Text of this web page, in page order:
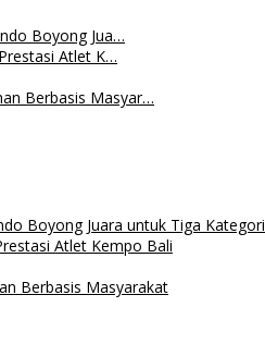
Boyong Jua…
Atlet K…
Berbasis Masyar…
Boyong Juara untuk Tiga Kategori
Atlet Kempo Bali
Berbasis Masyarakat